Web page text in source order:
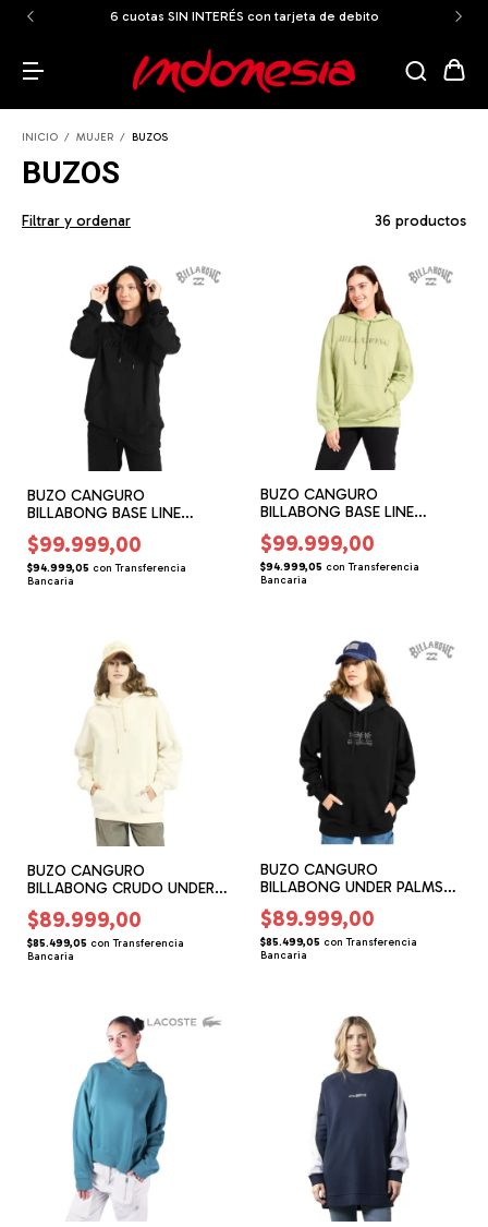
6 cuotas SIN INTERÉS con tarjeta de debito
INICIO / MUJER / BUZOS
BUZOS
Filtrar y ordenar 36 productos
BUZO CANGURO
BILLABONG BASE LINE
(BG146313)
$99.999,00
$94.999,05 con Transferencia
Bancaria
BUZO CANGURO
BILLABONG BASE LINE
(BG146314)
$99.999,00
$94.999,05 con Transferencia
Bancaria
BUZO CANGURO
BILLABONG CRUDO UNDER
PALMS OVER (BG156219)
$89.999,00
$85.499,05 con Transferencia
Bancaria
BUZO CANGURO
BILLABONG UNDER PALMS
OVER (BG156220)
$89.999,00
$85.499,05 con Transferencia
Bancaria